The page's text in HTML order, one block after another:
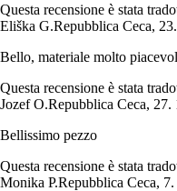
Questa recensione è stata
Eliška G.Repubblica Ceca,
Bello, materiale molto
Questa recensione è stata
Jozef O.Repubblica Ceca, 27.
Bellissimo pezzo
Questa recensione è stata
Monika P.Repubblica Ceca,